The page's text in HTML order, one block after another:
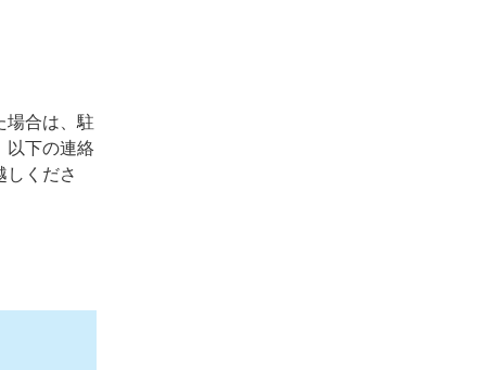
場合は、駐
以下の連絡
しくださ